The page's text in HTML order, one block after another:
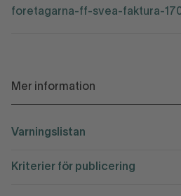
foretagarna-ff-svea-faktura-
Mer information
Varningslistan
Kriterier för publicering